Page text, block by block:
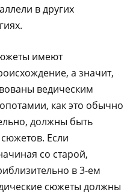
в других
имеют
а значит,
ведическим
как это обычно
должны быть
Если
со старой,
в 3-ем
сюжеты должны